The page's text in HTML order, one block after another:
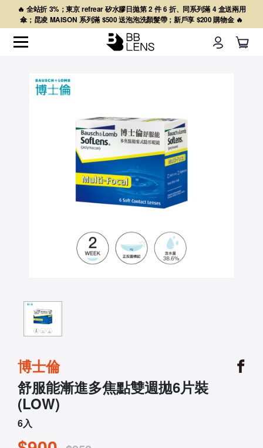
🔥 全站折 3%；東京 refrear 矽水膠日拋第 2 件 6 折、同系列滿 4 盒送兩用
傘；昆凌 MAISON 系列滿 $500 送泡泡洗顏髮帶；新戶享 $200 購物金 🔥
博士倫
舒服能漸進多焦點雙週拋6片裝
(LOW)
6入